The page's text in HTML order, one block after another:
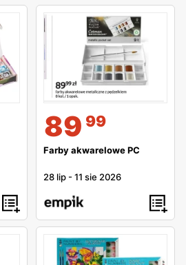
89 99
Farby akwarelowe PC
28 lip -11 sie 2026